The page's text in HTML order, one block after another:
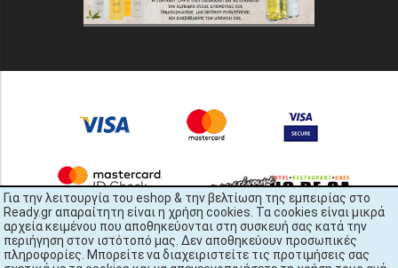
Για την λειτουργία του eshop & την βελτίωση της εμπειρίας στο
Ready.gr απαραίτητη είναι η χρήση cookies. Τα cookies είναι μικρά
αρχεία κειμένου που αποθηκεύονται στη συσκευή σας κατά την
περιήγηση στον ιστότοπό μας. Δεν αποθηκεύουν προσωπικές
πληροφορίες. Μπορείτε να διαχειριστείτε τις προτιμήσεις σας